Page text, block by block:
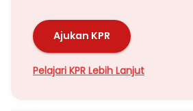
Ajukan KPR
Pelajari KPR Lebih Lanjut